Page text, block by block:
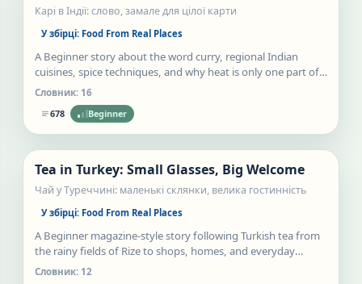
Карі в Індії: слово, замале для цілої карти
У збірці: Food From Real Places
A Beginner story about the word curry, regional Indian
cuisines, spice techniques, and why heat is only one part of
flavour.
Словник: 16
678
Beginner
Статті
Нове
Tea in Turkey: Small Glasses, Big Welcome
Чай у Туреччині: маленькі склянки, велика гостинність
У збірці: Food From Real Places
A Beginner magazine-style story following Turkish tea from
the rainy fields of Rize to shops, homes, and everyday
conversation.
Словник: 12